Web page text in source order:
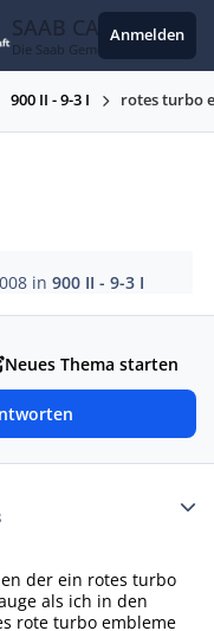
SAAB CARS
Die Saab Gemeinschaft
Anmelden
900 II - 9-3 I rotes turbo
in900 II - 9-3 I
Neues Thema starten
der ein rotes turbo
als ich in den
rote turbo embleme